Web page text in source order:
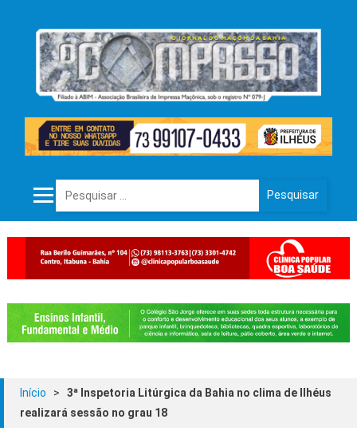
Pesquisar por:
Início >
3ª Inspetoria Litúrgica da Bahia no clima de Ilhéus
realizará sessão no grau 18